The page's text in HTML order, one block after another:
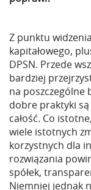
Z punktu
kapitałowego,
DPSN. Przede
bardziej
na poszczególne
dobre praktyki
całość. Co
wiele istotnych
korzystnych dla
rozwiązania
spółek,
Niemniej jednak